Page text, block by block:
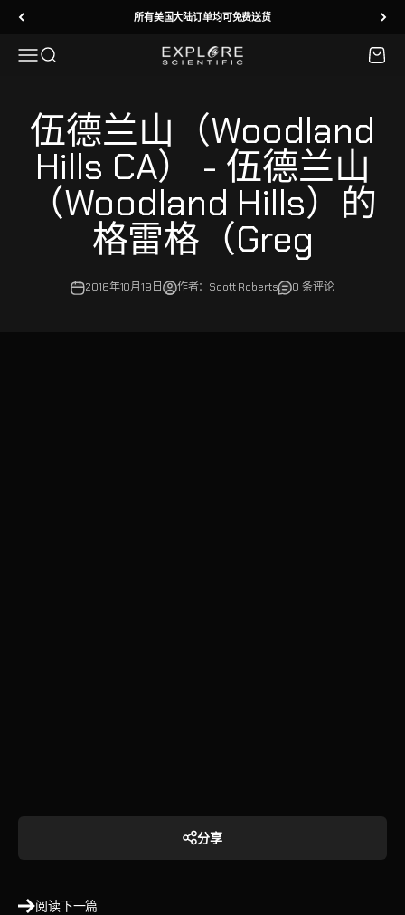
跳转到内容 所有美国大陆订单均可免费送货
菜单搜索 Explore Scientific 购物车
伍德兰山（Woodland
Hills CA） - 伍德兰山
（Woodland Hills）的
格雷格（Greg
2016年10月19日 作者：Scott Roberts 0 条评论
分享
阅读下一篇